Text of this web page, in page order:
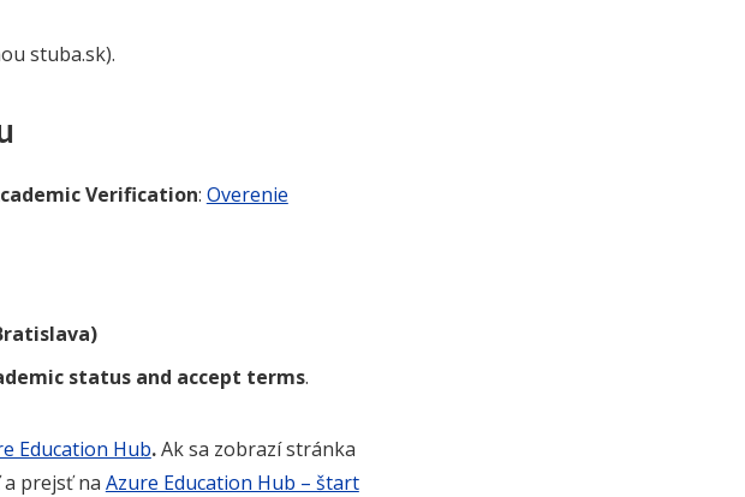
stuba.sk).
Verification: Overenie
status and accept terms.
Education Hub.Ak sa zobrazí stránka
prejsť na Azure Education Hub – štart